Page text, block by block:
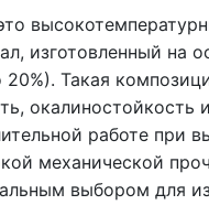
изготовленный на
Такая
окалиностойкость
работе при
механической
выбором для